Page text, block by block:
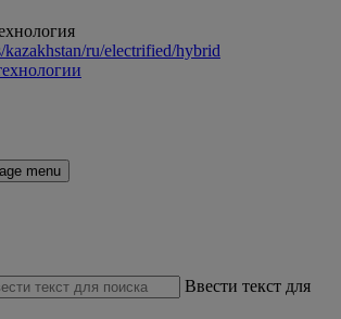
kazakhstan/ru/electrified/hybrid
menu
Ввести текст для